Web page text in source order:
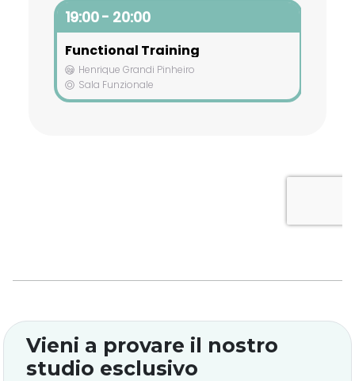
Vieni a provare il nostro
studio esclusivo